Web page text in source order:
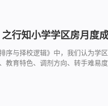
之行知小学学区房月度
序与择校逻辑》中，我们认为学
教育特色、调剂方向、转手难易